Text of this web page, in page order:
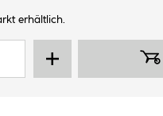
erhältlich.